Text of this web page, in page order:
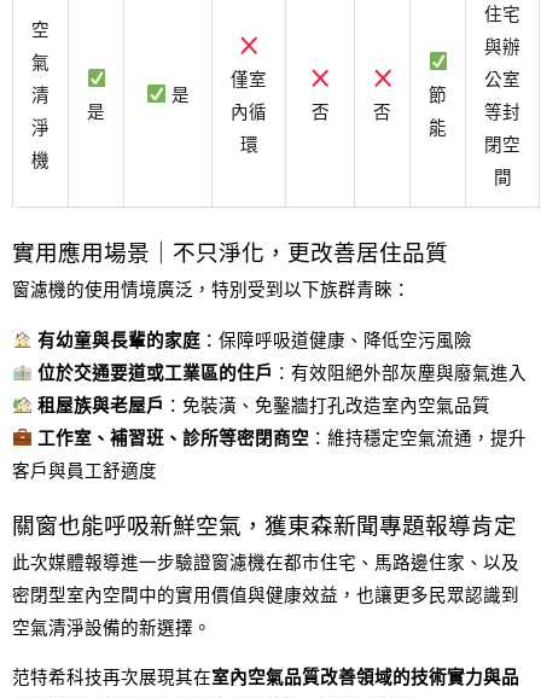
空
氣
清
淨
機
是
是
僅室
內循
環
否 否
節
能
住宅
與辦
公室
等封
閉空
間
實用應用場景｜不只淨化，更改善居住品質
窗濾機的使用情境廣泛，特別受到以下族群青睞：
有幼童與長輩的家庭：保障呼吸道健康、降低空污風險
位於交通要道或工業區的住戶 ：有效阻絕外部灰塵與廢氣進入
租屋族與老屋戶 ：免裝潢、免鑿牆打孔改造室內空氣品質
工作室、補習班、診所等密閉商空：維持穩定空氣流通，提升
客戶與員工舒適度
關窗也能呼吸新鮮空氣，獲東森新聞專題報導肯定
此次媒體報導進一步驗證窗濾機在都市住宅、馬路邊住家、以及
密閉型室內空間中的實用價值與健康效益，也讓更多民眾認識到
空氣清淨設備的新選擇。
范特希科技再次展現其在室內空氣品質改善領域的技術實力與品